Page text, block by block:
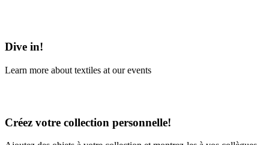
Dive in!
Learn more about textiles at our events
Créez votre collection personnelle!